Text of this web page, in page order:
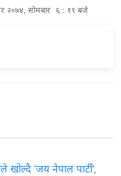
२०७४, सोमबार ६ : १९ बजे
खोल्दै ‘जय नेपाल पार्टी’,